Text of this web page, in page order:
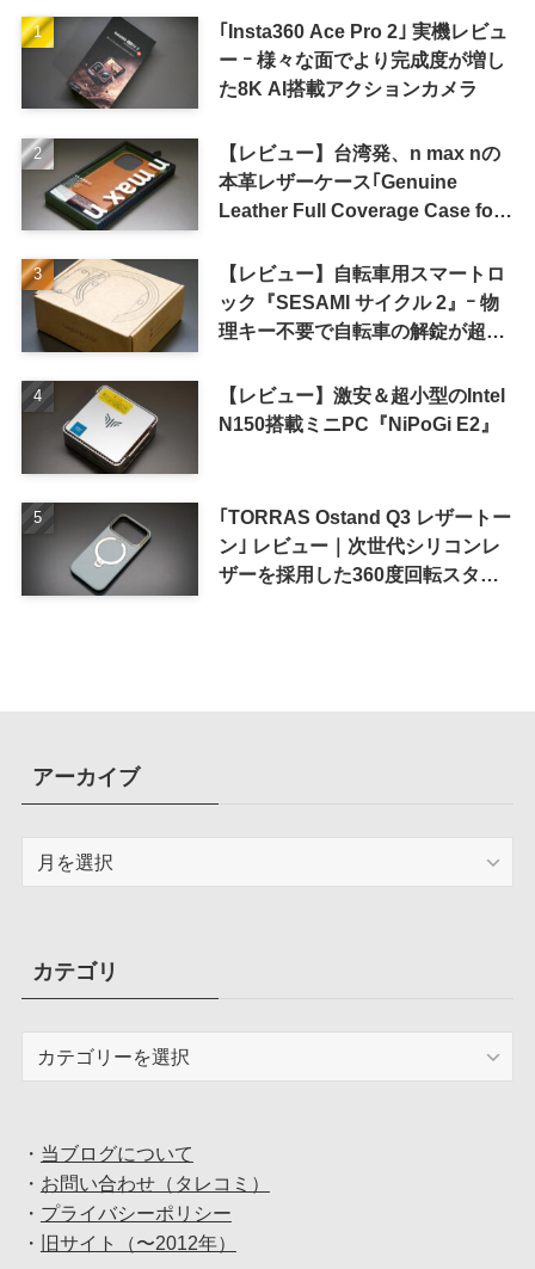
｢Insta360 Ace Pro 2｣ 実機レビュ
ー ｰ 様々な面でより完成度が増し
た8K AI搭載アクションカメラ
【レビュー】台湾発、n max nの
本革レザーケース｢Genuine
Leather Full Coverage Case for
【レビュー】自転車用スマートロ
ック『SESAMI サイクル 2』ｰ 物
理キー不要で自転車の解錠が超簡
【レビュー】激安＆超小型のIntel
N150搭載ミニPC『NiPoGi E2』
｢TORRAS Ostand Q3 レザートー
ン｣ レビュー｜次世代シリコンレ
ザーを採用した360度回転スタン
アーカイブ
ブカテゴリ
・ 当ブログについて
・ お問い合わせ（タレコミ）
・ プライバシーポリシー
・
旧サイト（〜2012年）